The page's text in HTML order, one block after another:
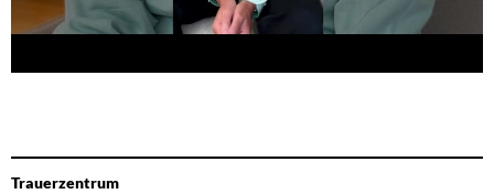
Trauerzentrum